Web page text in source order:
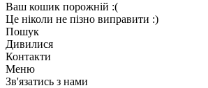
Ваш кошик порожній :(
Це ніколи не пізно виправити :)
Пошук
Дивилися
Контакти
Меню
Зв'язатись з нами